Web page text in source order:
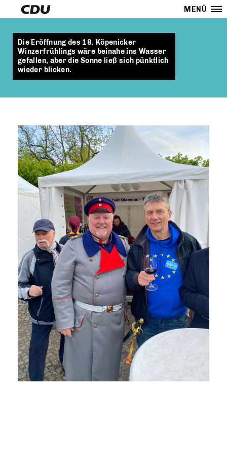
MENÜ
Die Eröffnung des 18. Köpenicker
Winzerfrühlings wäre beinahe ins Wasser
gefallen, aber die Sonne ließ sich pünktlich
wieder blicken.